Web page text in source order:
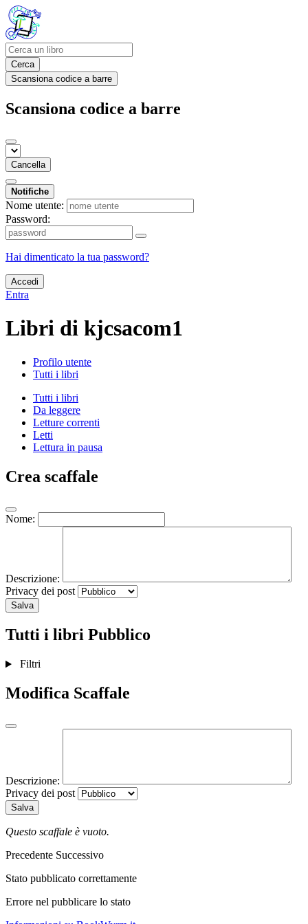
Cerca
Scansiona codice a barre
Scansiona codice a barre
Cancella
Notifiche
Nome utente:
Password:
Hai dimenticato la tua password?
Accedi
Entra
Libri di kjcsacom1
Profilo utente
Tutti i libri
Tutti i libri
Da leggere
Letture correnti
Letti
Lettura in pausa
Crea scaffale
Nome:
Descrizione:
Privacy dei post
Salva
Tutti i libri Pubblico
Filtri
Modifica Scaffale
Descrizione:
Privacy dei post
Salva
Questo scaffale è vuoto.
Precedente Successivo
Stato pubblicato correttamente
Errore nel pubblicare lo stato